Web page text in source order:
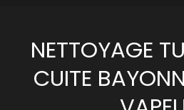
NETTOYAGE
CUITE